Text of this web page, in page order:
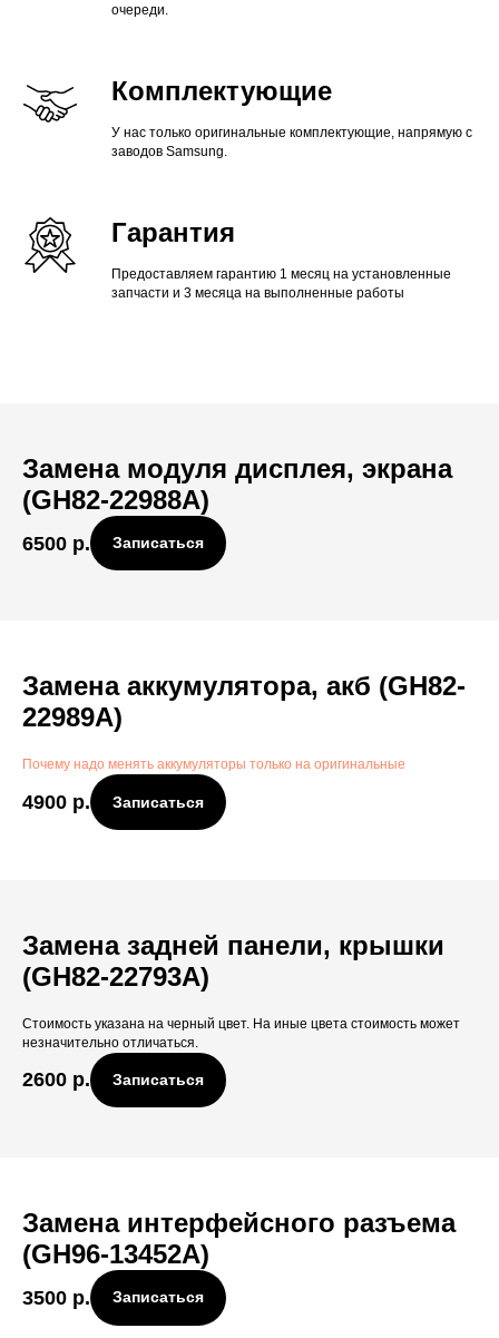
очереди.
Комплектующие
У нас только оригинальные комплектующие, напрямую с
заводов Samsung.
Гарантия
Предоставляем гарантию 1 месяц на установленные
запчасти и 3 месяца на выполненные работы
Замена модуля дисплея, экрана
(GH82-22988A)
6500 р. Записаться
Замена аккумулятора, акб (GH82-
22989A)
Почему надо менять аккумуляторы только на оригинальные
4900 р. Записаться
Замена задней панели, крышки
(GH82-22793A)
Стоимость указана на черный цвет. На иные цвета стоимость может
незначительно отличаться.
2600 р. Записаться
Замена интерфейсного разъема
(GH96-13452A)
3500 р. Записаться